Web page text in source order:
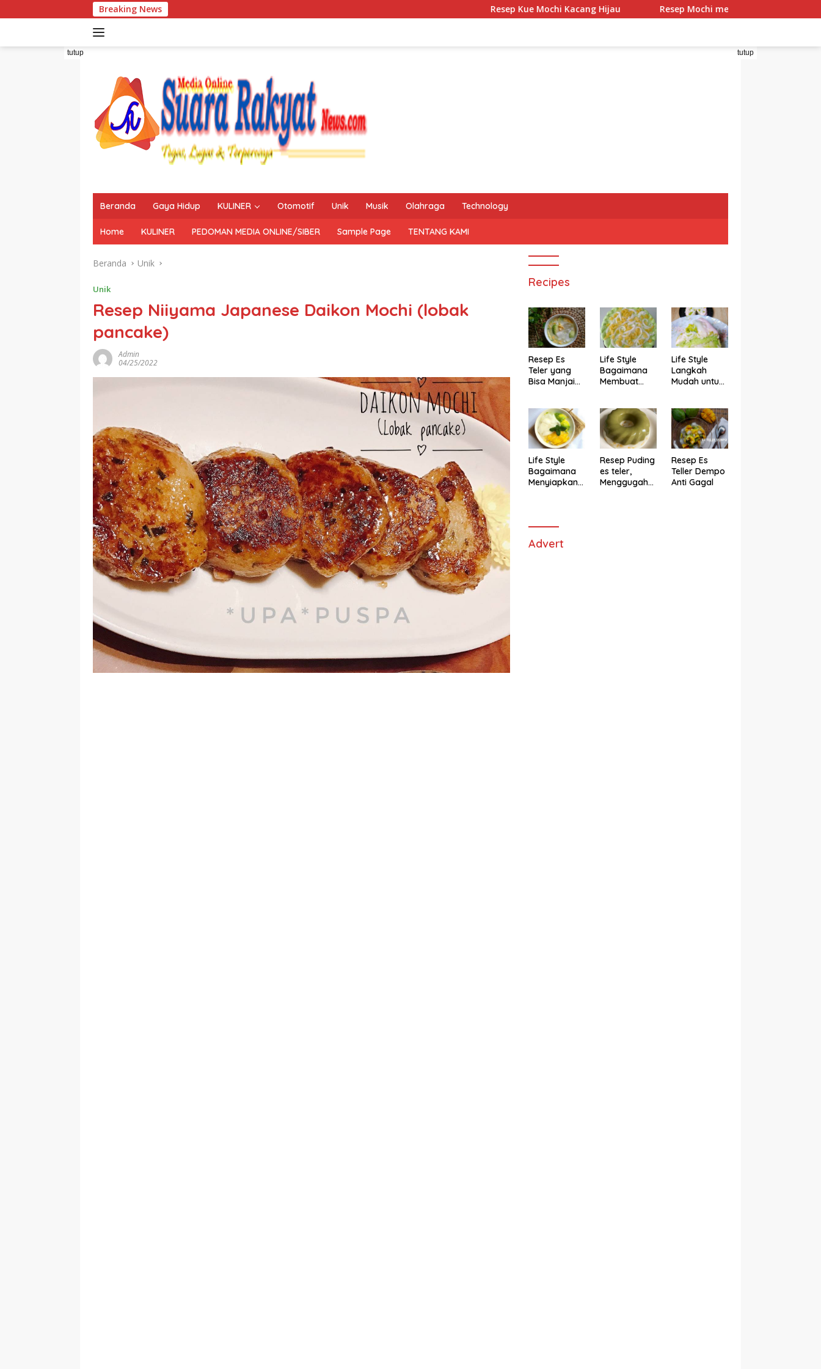
ke
Breaking News Resep Kue Mochi Kacang Hijau Resep Mochi menggo
tutup tutup
Beranda Gaya Hidup KULINER Otomotif Unik Musik Olahraga Technology
Home KULINER PEDOMAN MEDIA ONLINE/SIBER Sample Page TENTANG KAMI
Beranda Unik
Unik
Resep Niiyama Japanese Daikon Mochi (lobak
pancake)
Admin
04/25/2022
Recipes
Resep Es
Teler yang
Bisa Manjain
Life Style
Bagaimana
Membuat
Life Style
Langkah
Mudah untuk
Alpukat
Magicom,
Enak Banget
Life Style
Bagaimana
Menyiapkan
Selera
Resep Puding
es teler,
Menggugah
Resep Es
Teller Dempo
Anti Gagal
Advert